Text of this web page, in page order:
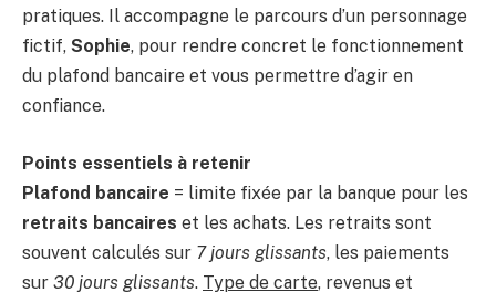
pratiques. Il accompagne le parcours d’un personnage
fictif, Sophie, pour rendre concret le fonctionnement
du plafond bancaire et vous permettre d’agir en
confiance.
Points essentiels à retenir
Plafond bancaire = limite fixée par la banque pour les
retraits bancaires et les achats. Les retraits sont
souvent calculés sur 7 jours glissants, les paiements
sur 30 jours glissants. Type de carte, revenus et